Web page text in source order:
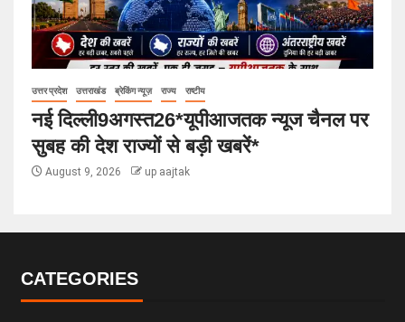
उत्तर प्रदेश उत्तराखंड ब्रेकिंग न्यूज़ राज्य राष्टीय
नई दिल्ली9अगस्त26*यूपीआजतक न्यूज चैनल पर
सुबह की देश राज्यों से बड़ी खबरें*
August 9, 2026 up aajtak
CATEGORIES